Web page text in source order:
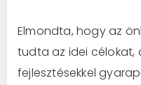
Elmondta, hogy az
tudta az idei célokat,
fejlesztésekkel